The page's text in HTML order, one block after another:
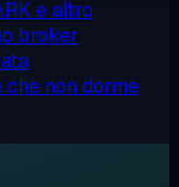
e altro
broker
che non dorme